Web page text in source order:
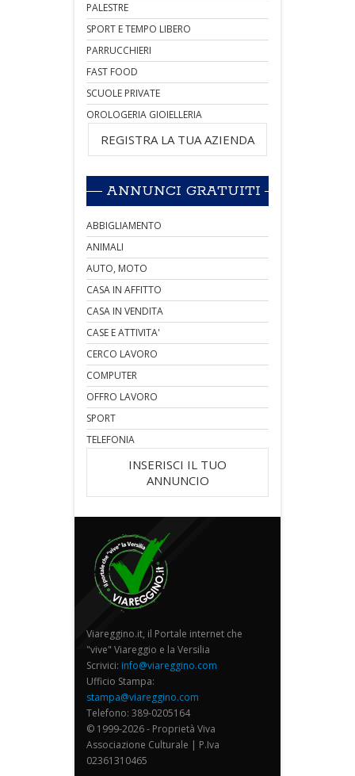
PALESTRE
SPORT E TEMPO LIBERO
PARRUCCHIERI
FAST FOOD
SCUOLE PRIVATE
OROLOGERIA GIOIELLERIA
REGISTRA LA TUA AZIENDA
ANNUNCI GRATUITI
ABBIGLIAMENTO
ANIMALI
AUTO, MOTO
CASA IN AFFITTO
CASA IN VENDITA
CASE E ATTIVITA'
CERCO LAVORO
COMPUTER
OFFRO LAVORO
SPORT
TELEFONIA
INSERISCI IL TUO
ANNUNCIO
Viareggino.it, il Portale internet che
"vive" Viareggio e la Versilia
Scrivici: info@viareggino.com
Ufficio Stampa:
stampa@viareggino.com
Telefono: 389-0205164
© 1999-2026 - Proprietà Viva
Associazione Culturale | P.Iva
02361310465